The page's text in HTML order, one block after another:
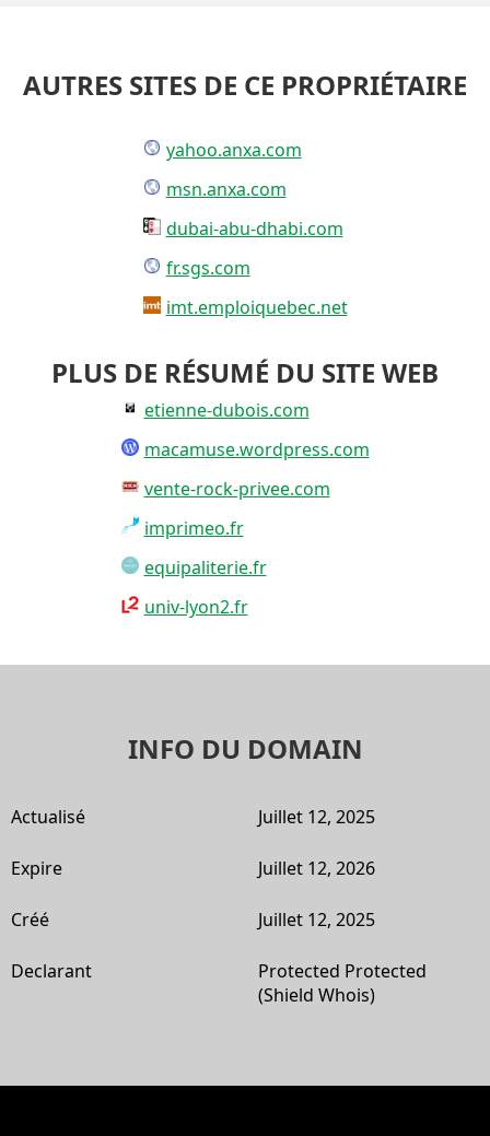
AUTRES SITES DE CE PROPRIÉTAIRE
yahoo.anxa.com
msn.anxa.com
dubai-abu-dhabi.com
fr.sgs.com
imt.emploiquebec.net
PLUS DE RÉSUMÉ DU SITE WEB
etienne-dubois.com
macamuse.wordpress.com
vente-rock-privee.com
imprimeo.fr
equipaliterie.fr
univ-lyon2.fr
INFO DU DOMAIN
Actualisé Juillet 12, 2025
Expire Juillet 12, 2026
Créé Juillet 12, 2025
Declarant
Protected Protected
(Shield Whois)